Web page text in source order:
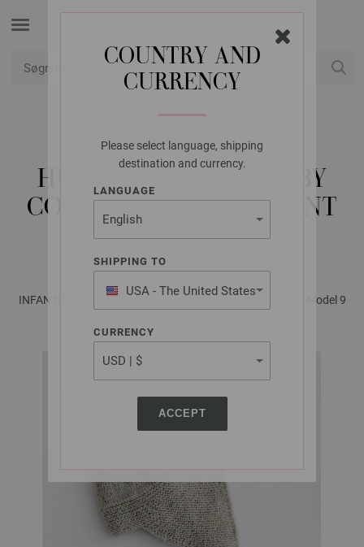
COUNTRY AND
CURRENCY
Please select language, shipping
destination and currency.
LANGUAGE
SHIPPING TO
USA - The United States
of America
CURRENCY
ACCEPT
LANA GROSSA
HUE COOL WOOL BABY
COOL WOOL BABY PRINT
PUNTO
INFANTI EDITION No. 2 - Magasin (DE) + Opskrifter (DK) | Model 9